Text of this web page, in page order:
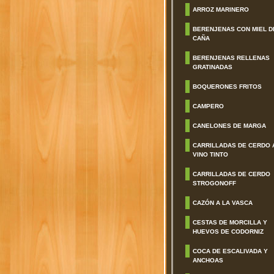
ARROZ MARINERO
BERENJENAS CON MIEL
CAÑA
BERENJENAS RELLENAS
GRATINADAS
BOQUERONES FRITOS
CAMPERO
CANELONES DE MARGA
CARRILLADAS DE CERDO
VINO TINTO
CARRILLADAS DE CERDO
STROGONOFF
CAZÓN A LA VASCA
CESTAS DE MORCILLA Y
HUEVOS DE CODORNIZ
COCA DE ESCALIVADA Y
ANCHOAS